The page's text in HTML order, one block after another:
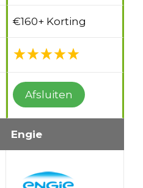
€160+ Korting
Afsluiten
Engie